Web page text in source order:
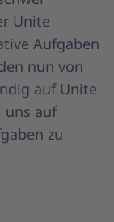
Unite
Aufgaben
nun von
auf Unite
uns auf
zu